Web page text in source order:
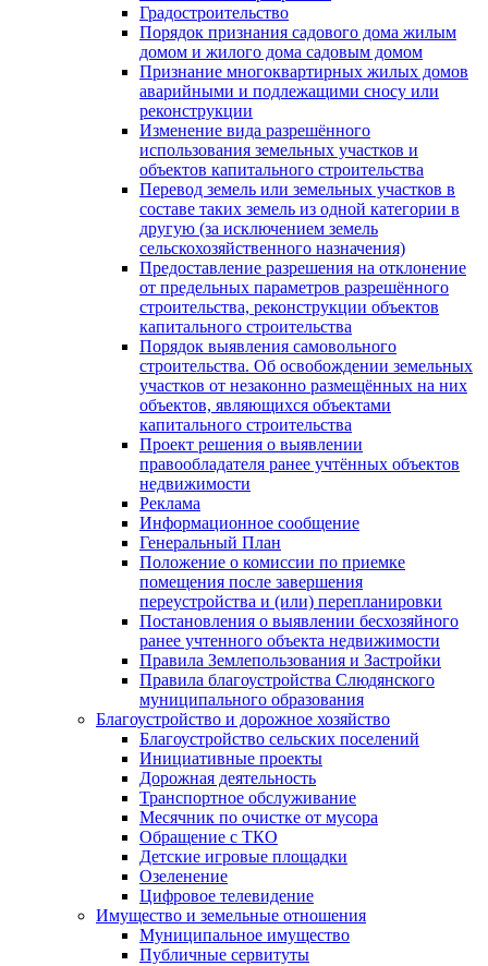
Градостроительство
Порядок признания садового дома жилым
домом и жилого дома садовым домом
Признание многоквартирных жилых домов
аварийными и подлежащими сносу или
реконструкции
Изменение вида разрешённого
использования земельных участков и
объектов капитального строительства
Перевод земель или земельных участков в
составе таких земель из одной категории в
другую (за исключением земель
сельскохозяйственного назначения)
Предоставление разрешения на отклонение
от предельных параметров разрешённого
строительства, реконструкции объектов
капитального строительства
Порядок выявления самовольного
строительства. Об освобождении земельных
участков от незаконно размещённых на них
объектов, являющихся объектами
капитального строительства
Проект решения о выявлении
правообладателя ранее учтённых объектов
недвижимости
Реклама
Информационное сообщение
Генеральный План
Положение о комиссии по приемке
помещения после завершения
переустройства и (или) перепланировки
Постановления о выявлении бесхозяйного
ранее учтенного объекта недвижимости
Правила Землепользования и Застройки
Правила благоустройства Слюдянского
муниципального образования
Благоустройство и дорожное хозяйство
Благоустройство сельских поселений
Инициативные проекты
Дорожная деятельность
Транспортное обслуживание
Месячник по очистке от мусора
Обращение с ТКО
Детские игровые площадки
Озеленение
Цифровое телевидение
Имущество и земельные отношения
Муниципальное имущество
Публичные сервитуты